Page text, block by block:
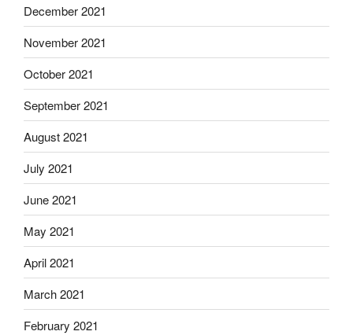
December 2021
November 2021
October 2021
September 2021
August 2021
July 2021
June 2021
May 2021
April 2021
March 2021
February 2021